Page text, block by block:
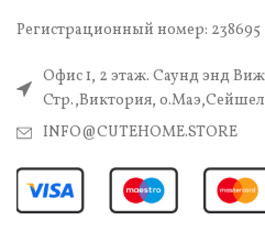
Регистрационный номер: 238695
Офис 1, 2 этаж. Саунд энд
Стр.,Виктория,
INFO@CUTEHOME.STORE